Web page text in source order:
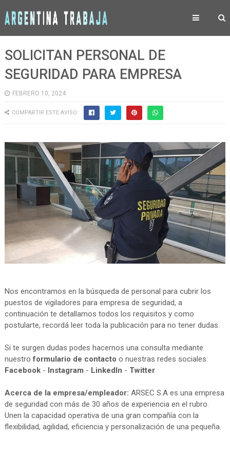
SOLICITAN PERSONAL DE
SEGURIDAD PARA EMPRESA
FEBRERO 10, 2024
COMPARTIR ESTE AVISO:
Nos encontramos en la búsqueda de personal para cubrir los
puestos de vigiladores para empresa de seguridad, a
continuación te detallamos todos los requisitos y como
postularte, recordá leer toda la publicación para no tener dudas.
Si te surgen dudas podes hacernos una consulta mediante
nuestroformulario de contacto o nuestras redes sociales:
Facebook- Instagram - LinkedIn - Twitter
Acerca de la empresa/empleador: ARSEC S.A es una empresa
de seguridad con más de 30 años de experiencia en el rubro.
Unen la capacidad operativa de una gran compañía con la
flexibilidad, agilidad, eficiencia y personalización de una pequeña.